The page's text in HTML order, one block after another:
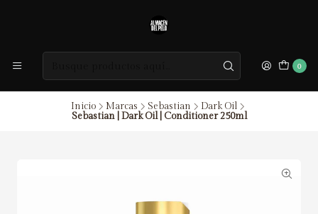
0
Inicio Marcas Sebastian
Dark Oil
Sebastian | Dark Oil | Conditioner 250ml